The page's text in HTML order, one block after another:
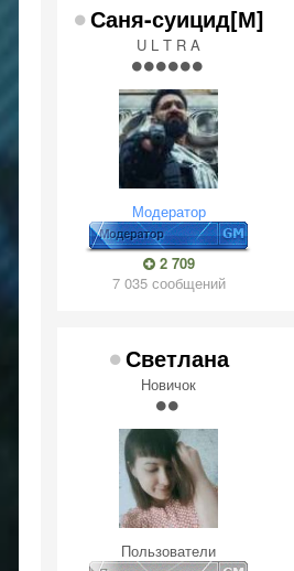
Саня-суицид[М]
U L T R A
Модератор
2 709
7 035 сообщений
Светлана
Новичок
Пользователи